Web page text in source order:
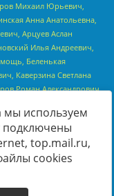
files/reestr-
на22.03.2024
мы используем
подключены
top.mail.ru,
cookies